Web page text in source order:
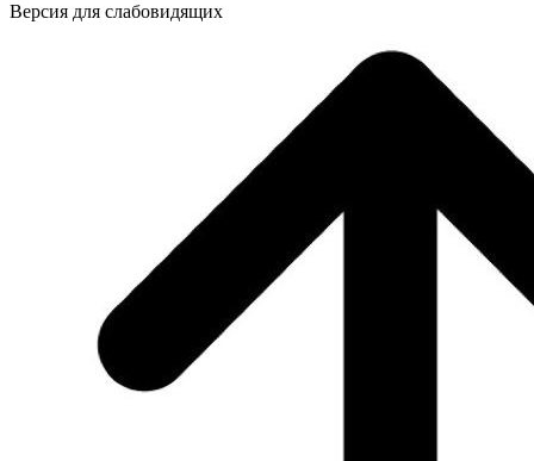
Версия для слабовидящих